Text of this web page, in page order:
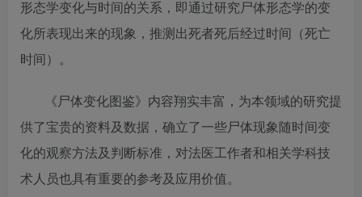
形态学变化与时间的关系，即通过研究尸体形态学的变
化所表现出来的现象，推测出死者死后经过时间（死亡
时间）。
《尸体变化图鉴》内容翔实丰富，为本领域的研究提
供了宝贵的资料及数据，确立了一些尸体现象随时间变
化的观察方法及判断标准，对法医工作者和相关学科技
术人员也具有重要的参考及应用价值。